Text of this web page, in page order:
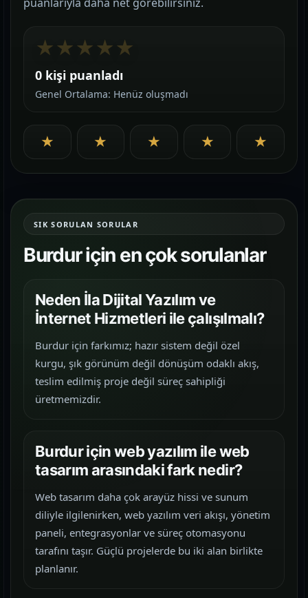
★★★★★
0 kişi puanladı
Genel Ortalama: Henüz oluşmadı
★ ★ ★ ★ ★
SIK SORULAN SORULAR
Burdur için en çok sorulanlar
Neden İla Dijital Yazılım ve
İnternet Hizmetleri ile çalışılmalı?
Burdur için farkımız; hazır sistem değil özel
kurgu, şık görünüm değil dönüşüm odaklı akış,
teslim edilmiş proje değil süreç sahipliği
üretmemizdir.
Burdur için web yazılım ile web
tasarım arasındaki fark nedir?
Web tasarım daha çok arayüz hissi ve sunum
diliyle ilgilenirken, web yazılım veri akışı, yönetim
paneli, entegrasyonlar ve süreç otomasyonu
tarafını taşır. Güçlü projelerde bu iki alan birlikte
planlanır.